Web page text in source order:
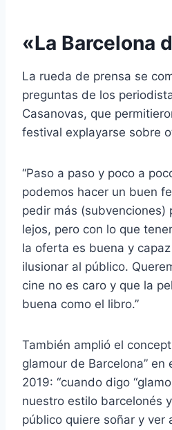
«La Barcelona
La rueda de prensa se
preguntas de los
Casanovas, que
festival explayarse sobre
“Paso a paso y poco a
podemos hacer un buen
pedir más (subvenciones)
lejos, pero con lo que
la oferta es buena y
ilusionar al público.
cine no es caro y que la
buena como el libro.”
También amplió el
glamour de Barcelona” en
2019: “cuando digo
nuestro estilo barcelonés
público quiere soñar y ver